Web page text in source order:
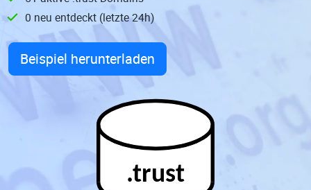
0 neu entdeckt (letzte 24h)
Beispiel herunterladen
.trust